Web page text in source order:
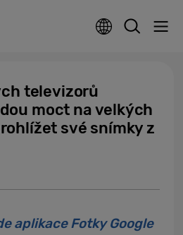
televizorů
moct na velkých
své snímky z
aplikace Fotky Google